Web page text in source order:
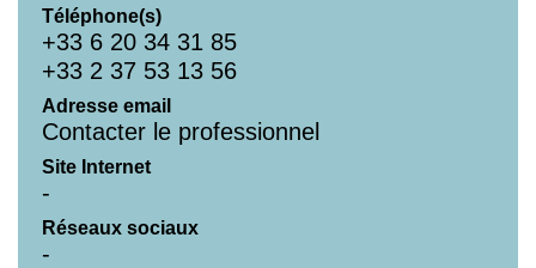
Téléphone(s)
+33 6 20 34 31 85
+33 2 37 53 13 56
Adresse email
Contacter le professionnel
Site Internet
-
Réseaux sociaux
-